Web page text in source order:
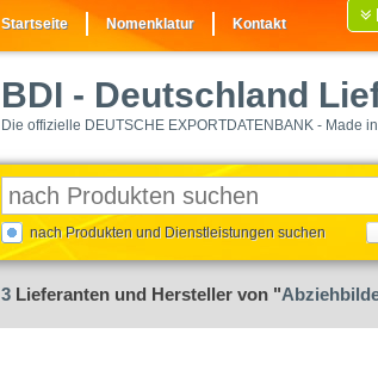
Startseite Nomenklatur Kontakt
BDI - Deutschland
Die offizielle DEUTSCHE EXPORTDATENBANK - Made
nach Produkten und Dienstleistungen suchen
3 Lieferanten und Hersteller von "